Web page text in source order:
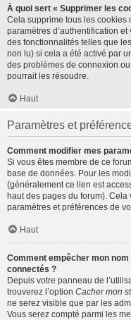
À quoi sert « Supprimer les
Cela supprime tous les cookies
paramètres d’authentification
des fonctionnalités telles que
non lu) si cela a été activé par
des problèmes de connexion
pourrait les résoudre.
Haut
Paramètres et
Comment modifier mes
Si vous êtes membre de ce
base de données. Pour les
(généralement ce lien est
haut des pages du forum).
paramètres et préférences de
Haut
Comment empêcher mon
connectés ?
Depuis votre panneau de
trouverez l’option Cacher mon
ne serez visible que par les
Vous serez compté parmi les